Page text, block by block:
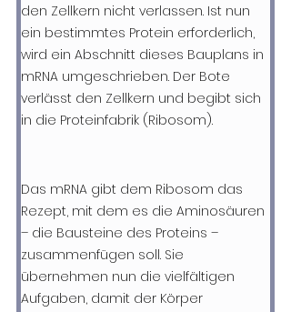
den Zellkern nicht verlassen. Ist nun
ein bestimmtes Protein erforderlich,
wird ein Abschnitt dieses Bauplans in
mRNA umgeschrieben. Der Bote
verlässt den Zellkern und begibt sich
in die Proteinfabrik (Ribosom).
Das mRNA gibt dem Ribosom das
Rezept, mit dem es die Aminosäuren
– die Bausteine des Proteins –
zusammenfügen soll. Sie
übernehmen nun die vielfältigen
Aufgaben, damit der Körper